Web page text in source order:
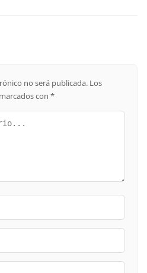
no será publicada. Los
con *